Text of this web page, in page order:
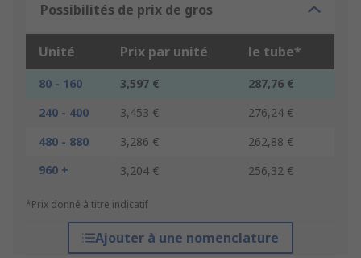
Possibilités de prix de gros
Unité Prix par unité le tube*
80 - 160 3,597 €
287,76 €
240 - 400
3,453 €
276,24 €
480 - 880
3,286 €
262,88 €
960 +
3,204 € 256,32 €
*Prix donné à titre indicatif
Ajouter à une nomenclature